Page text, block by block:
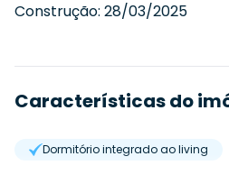
Construção: 28/03/2025
Características do
Dormitório integrado ao living